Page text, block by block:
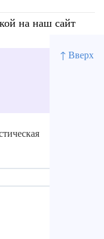
↑ Вверх
на наш сайт